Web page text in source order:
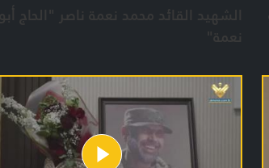
الشهيد القائد محمد نعمة ناصر "الحاج أبو
نعمة"